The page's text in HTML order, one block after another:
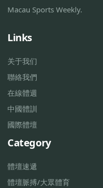
Macau Sports Weekly.
Links
关于我们
聯絡我們
在線體週
中國體訓
國際體壇
Category
體壇速遞
體壇脈搏/大眾體育